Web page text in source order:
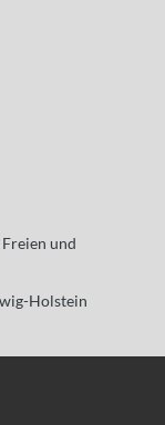
und
Holstein